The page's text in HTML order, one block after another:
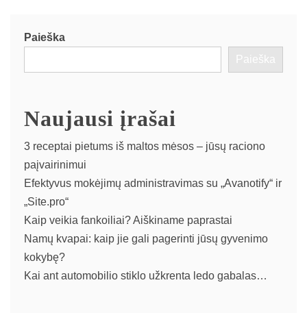
Paieška
Paieška
Naujausi įrašai
3 receptai pietums iš maltos mėsos – jūsų raciono
paįvairinimui
Efektyvus mokėjimų administravimas su „Avanotify“ ir
„Site.pro“
Kaip veikia fankoiliai? Aiškiname paprastai
Namų kvapai: kaip jie gali pagerinti jūsų gyvenimo
kokybę?
Kai ant automobilio stiklo užkrenta ledo gabalas…